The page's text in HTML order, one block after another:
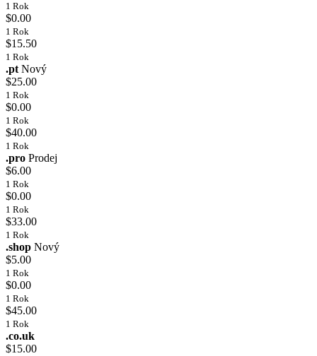
1 Rok
$0.00
1 Rok
$15.50
1 Rok
.pt Nový
$25.00
1 Rok
$0.00
1 Rok
$40.00
1 Rok
.pro Prodej
$6.00
1 Rok
$0.00
1 Rok
$33.00
1 Rok
.shop Nový
$5.00
1 Rok
$0.00
1 Rok
$45.00
1 Rok
.co.uk
$15.00